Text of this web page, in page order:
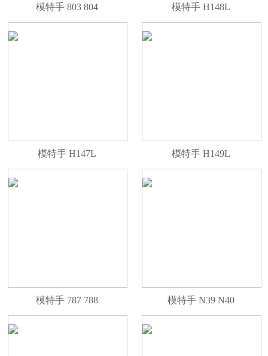
模特手 803 804 模特手 H148L
模特手 H147L 模特手 H149L
模特手 787 788 模特手 N39 N40